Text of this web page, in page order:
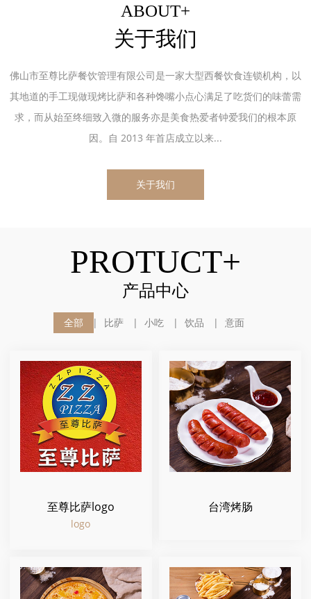
ABOUT+
关于我们
佛山市至尊比萨餐饮管理有限公司是一家大型西餐饮食连锁机构，以
其地道的手工现做现烤比萨和各种馋嘴小点心满足了吃货们的味蕾需
求，而从始至终细致入微的服务亦是美食热爱者钟爱我们的根本原
因。自 2013 年首店成立以来...
关于我们
PROTUCT+
产品中心
全部 比萨 小吃 饮品 意面
至尊比萨logo
logo
台湾烤肠